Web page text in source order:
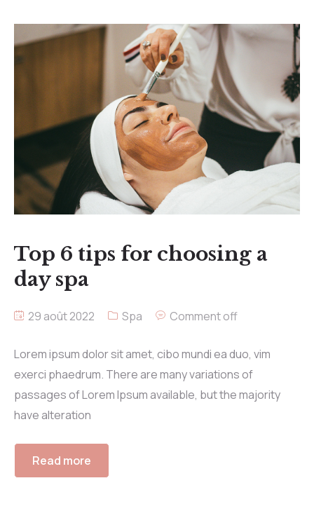
Top 6 tips for choosing a
day spa
29 août 2022 Spa Comment off
Lorem ipsum dolor sit amet, cibo mundi ea duo, vim
exerci phaedrum. There are many variations of
passages of Lorem Ipsum available, but the majority
have alteration
Read more